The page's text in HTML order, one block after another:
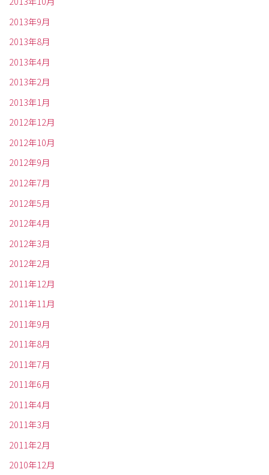
2013年9月
2013年8月
2013年4月
2013年2月
2013年1月
2012年12月
2012年10月
2012年9月
2012年7月
2012年5月
2012年4月
2012年3月
2012年2月
2011年12月
2011年11月
2011年9月
2011年8月
2011年7月
2011年6月
2011年4月
2011年3月
2011年2月
2010年12月